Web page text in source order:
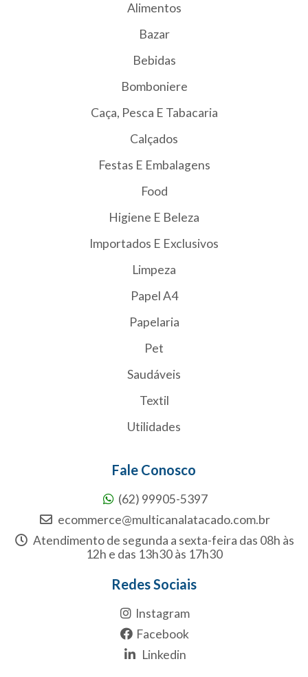
Alimentos
Bazar
Bebidas
Bomboniere
Caça, Pesca E Tabacaria
Calçados
Festas E Embalagens
Food
Higiene E Beleza
Importados E Exclusivos
Limpeza
Papel A4
Papelaria
Pet
Saudáveis
Textil
Utilidades
Fale Conosco
(62) 99905-5397
ecommerce@multicanalatacado.com.br
Atendimento de segunda a sexta-feira das 08h às
12h e das 13h30 às 17h30
Redes Sociais
Instagram
Facebook
Linkedin